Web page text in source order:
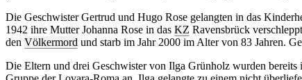
Die Geschwister Gertrud und Hugo Rose gelangten in das
1942 ihre Mutter Johanna Rose in das KZ Ravensbrück
den Völkermord und starb im Jahr 2000 im Alter von 83 Jahren.
Die Eltern und drei Geschwister von Ilga Grünholz wurden